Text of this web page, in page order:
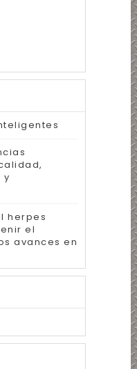
y
herpes
el
avances en